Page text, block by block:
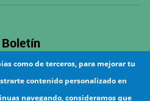
Boletín
como de terceros, para mejorar tu
contenido personalizado en
navegando, consideramos que